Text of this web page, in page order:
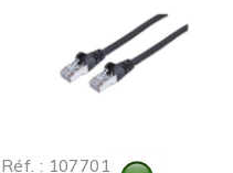
Réf. : 107701